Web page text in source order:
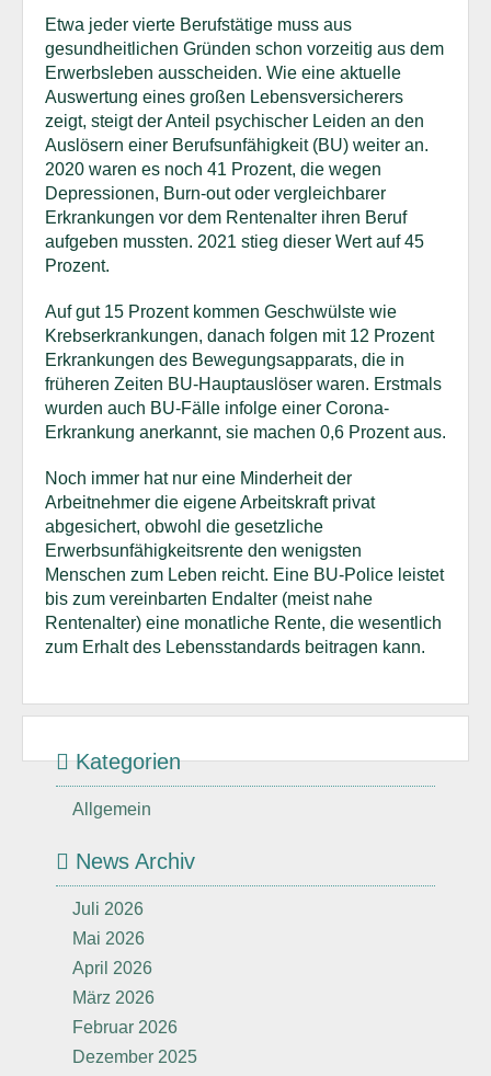
Etwa jeder vierte Berufstätige muss aus
gesundheitlichen Gründen schon vorzeitig aus dem
Erwerbsleben ausscheiden. Wie eine aktuelle
Auswertung eines großen Lebensversicherers
zeigt, steigt der Anteil psychischer Leiden an den
Auslösern einer Berufsunfähigkeit (BU) weiter an.
2020 waren es noch 41 Prozent, die wegen
Depressionen, Burn-out oder vergleichbarer
Erkrankungen vor dem Rentenalter ihren Beruf
aufgeben mussten. 2021 stieg dieser Wert auf 45
Prozent.
Auf gut 15 Prozent kommen Geschwülste wie
Krebserkrankungen, danach folgen mit 12 Prozent
Erkrankungen des Bewegungsapparats, die in
früheren Zeiten BU-Hauptauslöser waren. Erstmals
wurden auch BU-Fälle infolge einer Corona-
Erkrankung anerkannt, sie machen 0,6 Prozent aus.
Noch immer hat nur eine Minderheit der
Arbeitnehmer die eigene Arbeitskraft privat
abgesichert, obwohl die gesetzliche
Erwerbsunfähigkeitsrente den wenigsten
Menschen zum Leben reicht. Eine BU-Police leistet
bis zum vereinbarten Endalter (meist nahe
Rentenalter) eine monatliche Rente, die wesentlich
zum Erhalt des Lebensstandards beitragen kann.
Kategorien
Allgemein
News Archiv
Juli 2026
Mai 2026
April 2026
März 2026
Februar 2026
Dezember 2025